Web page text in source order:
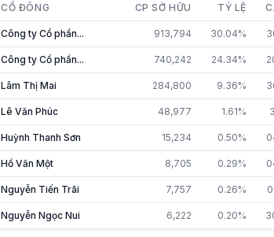
CỔ ĐÔNG CP SỞ HỮU TỶ LỆ
Công ty Cổ phần... 913,794 30.04%
Công ty Cổ phần... 740,242 24.34%
Lâm Thị Mai 284,800 9.36%
Lê Văn Phúc 48,977 1.61%
Huỳnh Thanh Sơn 15,234 0.50%
Hồ Văn Một 8,705 0.29%
Nguyễn Tiến Trãi 7,757 0.26%
Nguyễn Ngọc Nui 6,222 0.20%